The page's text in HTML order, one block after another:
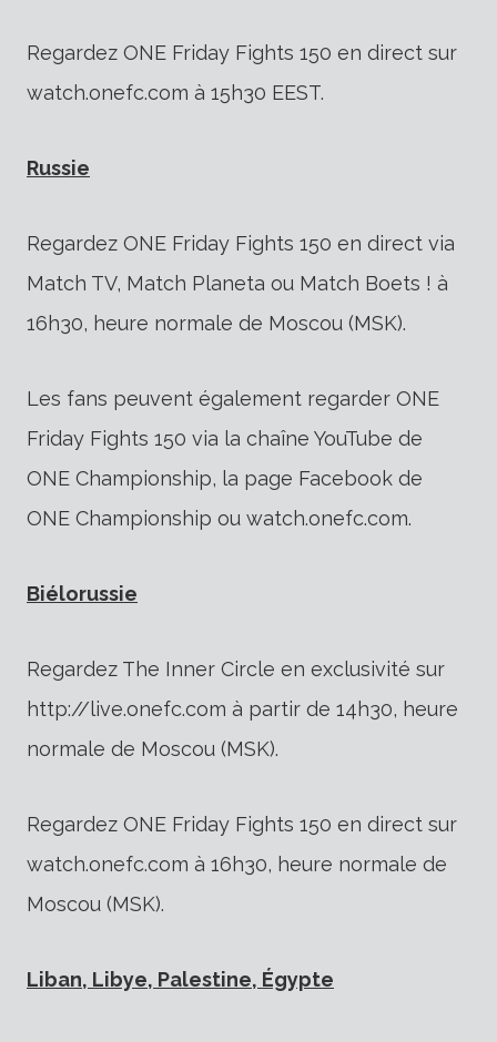
Regardez ONE Friday Fights 150 en direct sur
watch.onefc.com à 15h30 EEST.
Russie
Regardez ONE Friday Fights 150 en direct via
Match TV, Match Planeta ou Match Boets ! à
16h30, heure normale de Moscou (MSK).
Les fans peuvent également regarder ONE
Friday Fights 150 via la chaîne YouTube de
ONE Championship, la page Facebook de
ONE Championship ou watch.onefc.com.
Biélorussie
Regardez The Inner Circle en exclusivité sur
http://live.onefc.com à partir de 14h30, heure
normale de Moscou (MSK).
Regardez ONE Friday Fights 150 en direct sur
watch.onefc.com à 16h30, heure normale de
Moscou (MSK).
Liban, Libye, Palestine, Égypte